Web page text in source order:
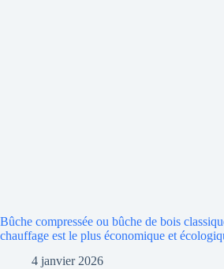
Bûche compressée ou bûche de bois
chauffage est le plus économique et
4 janvier 2026